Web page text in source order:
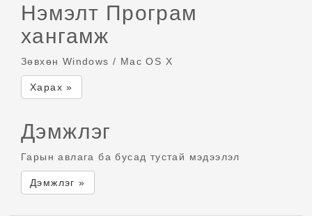
Нэмэлт Програм
хангамж
Зөвхөн Windows / Mac OS X
Харах »
Дэмжлэг
Гарын авлага ба бусад тустай мэдээлэл
Дэмжлэг »